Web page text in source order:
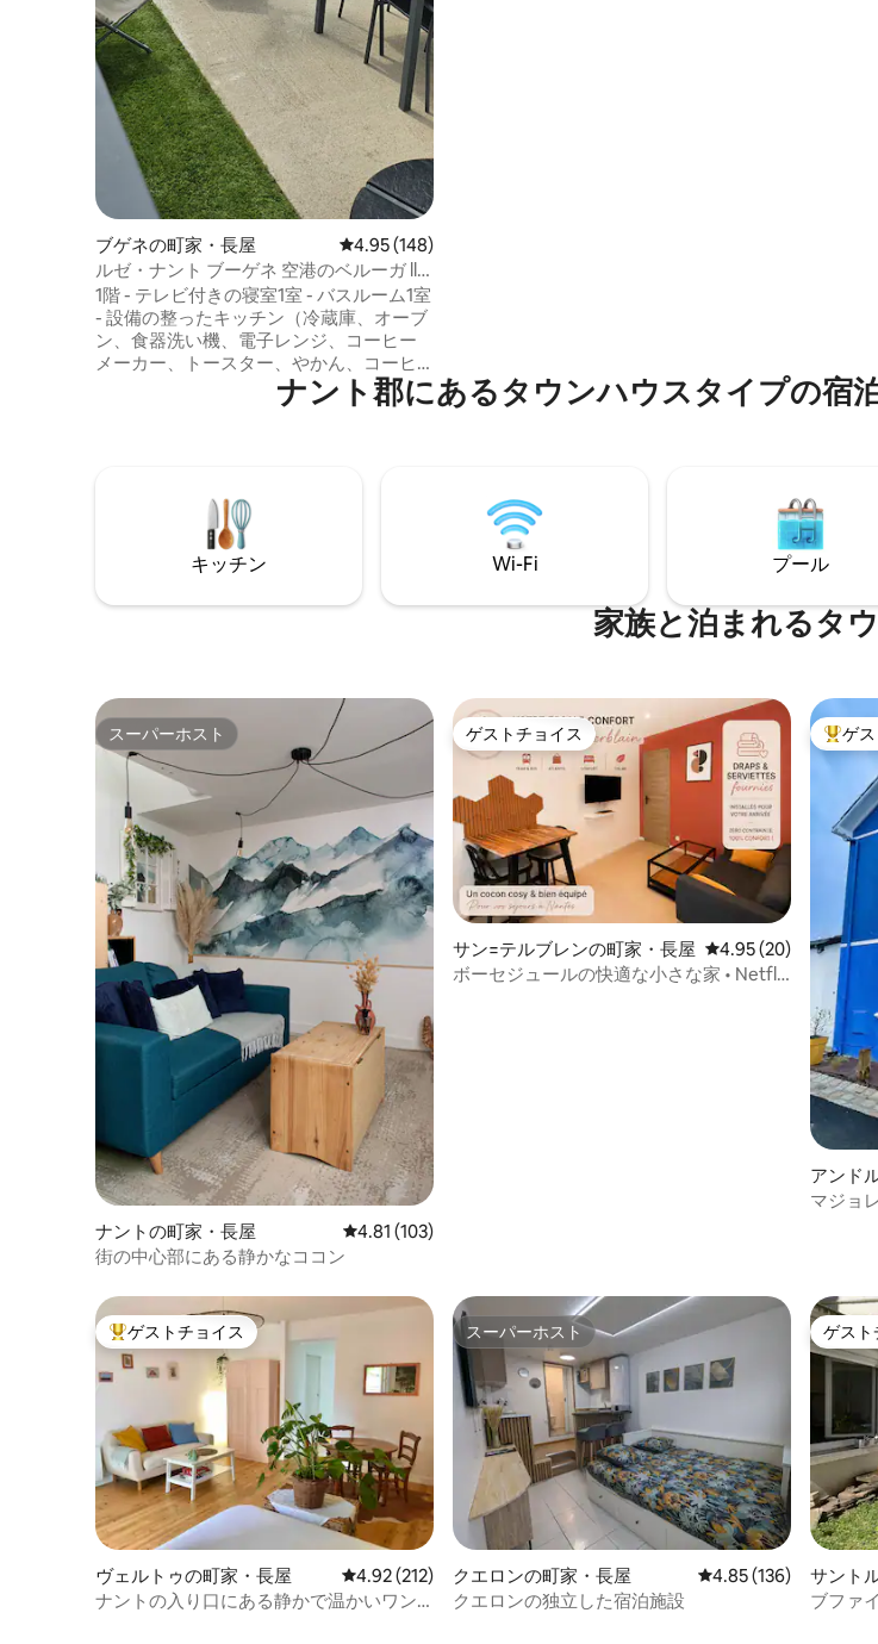
ブゲネの町家・長屋 レビュー148件、5つ星中4.95つ星の平均評価
4.95 (148)
ルゼ・ナント ブーゲネ 空港のベルーガ ll
SPA
1階 - テレビ付きの寝室1室 - バスルーム1室
- 設備の整ったキッチン（冷蔵庫、オーブ
ン、食器洗い機、電子レンジ、コーヒー
メーカー、トースター、やかん、コーヒ
ーメーカー、食器） - リビング、テレビル
ーム -トイレ 2階（3名様から） - キングサ
ジーは1泊⛔️につき20ユーロの追加料金で
ご利用いただけます（16歳未満は無
料）。24時間前までにご予約ください。
ナント郡にあるタウンハウスタイプの宿
キッチン Wi-Fi プール
家族と泊まれるタ
スーパーホスト
スーパーホスト
ナントの町家・長屋 レビュー103件、5つ星中4.81つ星の平均評価
4.81 (103)
街の中心部にある静かなココン
ゲストチョイス
ゲストチョイス
サン=テルブレンの町家・長屋 レビュー20件、5つ
4.95 (20)
ボーセジュールの快適な小さな家 • Netflix
大好
ゲ
アンド
マジョ
大好評のゲストチョイスです。
ゲストチョイス
ヴェルトゥの町家・長屋 レビュー212件、5つ星中4.92つ星の平均評価
4.92 (212)
ナントの入り口にある静かで温かいワン
スーパーホスト
スーパーホスト
クエロンの町家・長屋 レビュー136件、5つ
4.85 (136)
クエロンの独立した宿泊施設
ゲス
ゲスト
サント
町家・
ブファ